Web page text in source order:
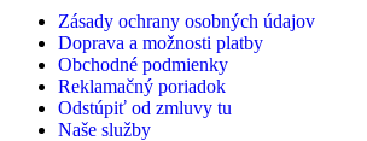
Zásady ochrany osobných údajov
Doprava a možnosti platby
Obchodné podmienky
Reklamačný poriadok
Odstúpiť od zmluvy tu
Naše služby